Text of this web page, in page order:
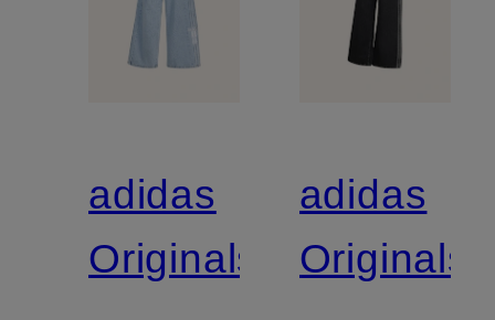
BEIN
adidas
Originals
adidas
Originals